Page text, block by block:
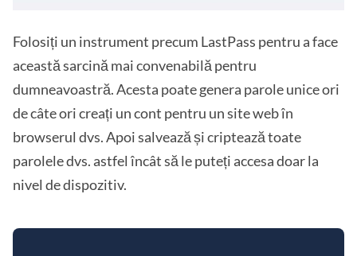
Folosiți un instrument precum LastPass pentru a face
această sarcină mai convenabilă pentru
dumneavoastră. Acesta poate genera parole unice ori
de câte ori creați un cont pentru un site web în
browserul dvs. Apoi salvează și criptează toate
parolele dvs. astfel încât să le puteți accesa doar la
nivel de dispozitiv.